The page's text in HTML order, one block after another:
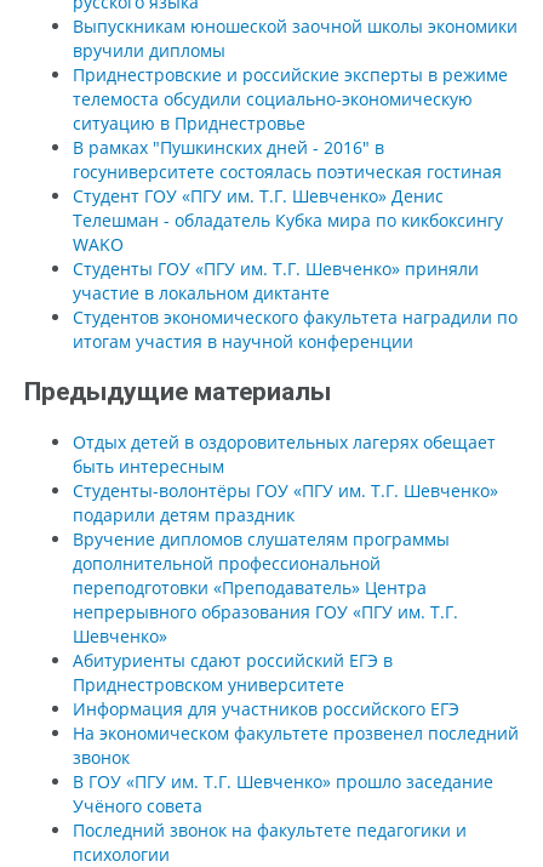
Выпускникам юношеской заочной школы экономики
вручили дипломы
Приднестровские и российские эксперты в режиме
телемоста обсудили социально-экономическую
ситуацию в Приднестровье
В рамках "Пушкинских дней - 2016" в
госуниверситете состоялась поэтическая гостиная
Студент ГОУ «ПГУ им. Т.Г. Шевченко» Денис
Телешман - обладатель Кубка мира по кикбоксингу
WAKO
Студенты ГОУ «ПГУ им. Т.Г. Шевченко» приняли
участие в локальном диктанте
Студентов экономического факультета наградили по
итогам участия в научной конференции
Предыдущие материалы
Отдых детей в оздоровительных лагерях обещает
быть интересным
Студенты-волонтёры ГОУ «ПГУ им. Т.Г. Шевченко»
подарили детям праздник
Вручение дипломов слушателям программы
дополнительной профессиональной
переподготовки «Преподаватель» Центра
непрерывного образования ГОУ «ПГУ им. Т.Г.
Шевченко»
Абитуриенты сдают российский ЕГЭ в
Приднестровском университете
Информация для участников российского ЕГЭ
На экономическом факультете прозвенел последний
звонок
В ГОУ «ПГУ им. Т.Г. Шевченко» прошло заседание
Учёного совета
Последний звонок на факультете педагогики и
психологии